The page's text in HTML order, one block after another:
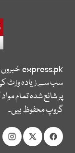
express.pk
سب سے زیادہ وزٹ
پر شائع شدہ تمام
گروپ محفوظ ہیں۔